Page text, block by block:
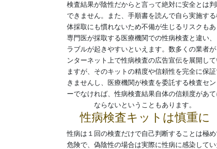
検査結果が陰性だからと言って絶対に安全とは
できません。
また、手順書を読んで自ら実施す
体採取にも慣れないため不備が生じるリスクも
専門医が採取する医療機関での性病検査と違い
ラブルが起きやすいといえます。数多くの業者
ンターネット上で性病検査の広告宣伝を展開し
ますが、そのキットの精度や信頼性を完全に保
きませんし、医療機関が検査を委託する検査セ
ーでなければ、性病検査結果自体の信頼度があ
ならないということもあります。
性病検査キットは慎重に
性病は１回の検査だけで自己判断することは極
危険で、偽陰性の場合は実際に性病に感染して